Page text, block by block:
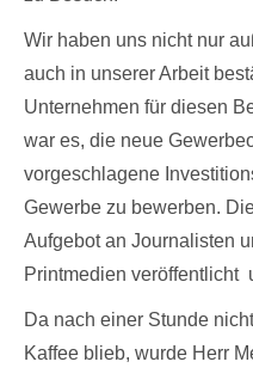
Wir haben uns nicht nur
auch in unserer Arbeit
Unternehmen für diesen
war es, die neue
vorgeschlagene
Gewerbe zu bewerben.
Aufgebot an Journalisten
Printmedien veröffentlicht
Da nach einer Stunde
Kaffee blieb, wurde Herr